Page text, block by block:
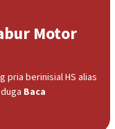
Motor
pria berinisial HS alias
Baca